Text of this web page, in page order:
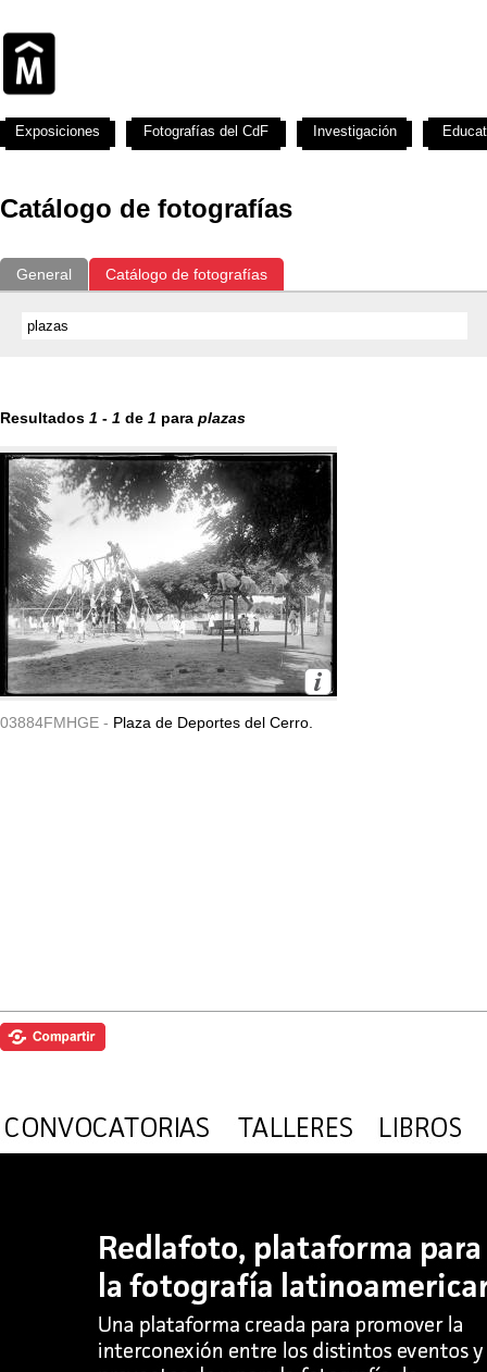
Catálogo de fotografías
General Catálogo de fotografías
Resultados 1 - 1 de 1 para plazas
03884FMHGE - Plaza de Deportes del Cerro.
Exposiciones Fotografías del CdF Investigación